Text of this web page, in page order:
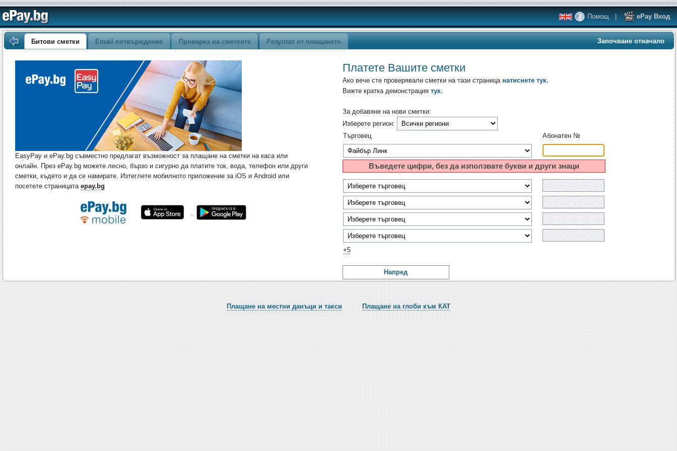
Помощ | ePay Вход
Битови сметки Email потвърждение Проверка на сметките Резултат от плащането Започване отначало
Платете Вашите сметки
Ако вече сте проверявали сметки на тази страница натиснете тук.
Вижте кратка демонстрация тук.
За добавяне на нови сметки:
Изберете регион:
Търговец
Абонатен №
Въведете цифри, без да използвате букви и други знаци
+5
Напред
EasyPay и ePay.bg съвместно предлагат възможност за плащане на сметки на каса или
онлайн. През ePay.bg можете лесно, бързо и сигурно да платите ток, вода, телефон или други
сметки, където и да се намирате. Изтеглете мобилното приложение за iOS и Android или
посетете страницатаepay.bg
Плащане на местни данъци и такси Плащане на глоби към КАТ